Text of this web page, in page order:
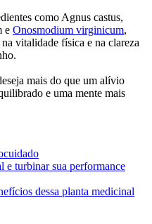
como Agnus castus,
e Onosmodium virginicum,
vitalidade física e na clareza
mais do que um alívio
e uma mente mais
e turbinar sua performance
dessa planta medicinal